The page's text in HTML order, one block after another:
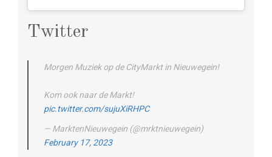
Twitter
Morgen Muziek op de CityMarkt in Nieuwegein!
Kom ook naar de Markt!
pic.twitter.com/sujuXiRHPC
— MarktenNieuwegein (@mrktnieuwegein)
February 17, 2023